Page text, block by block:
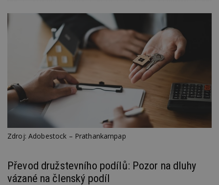
Zdroj: Adobestock – Prathankarnpap
Převod družstevního podílů: Pozor na dluhy
vázané na členský podíl